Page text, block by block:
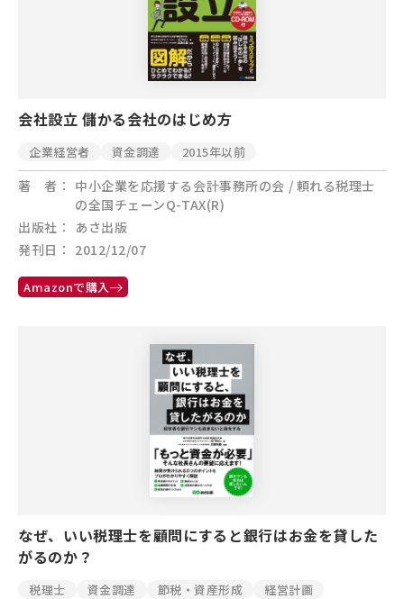
会社設立 儲かる会社のはじめ方
企業経営者 資金調達 2015年以前
著 者
中小企業を応援する会計事務所の会 / 頼れる税理士
の全国チェーンQ-TAX(R)
出版社
あさ出版
発刊日
2012/12/07
Amazonで購入
なぜ、いい税理士を顧問にすると銀行はお金を貸した
がるのか？
税理士 資金調達 節税・資産形成
経営計画